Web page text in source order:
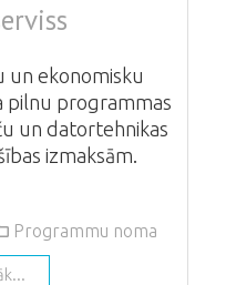
un ekonomisku
pilnu programmas
un datortehnikas
izmaksām.
Programmu noma